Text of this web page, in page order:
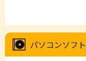
パソコンソフト